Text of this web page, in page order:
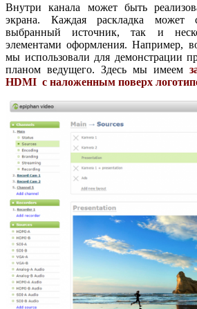
Внутри канала может быть
экрана. Каждая раскладка может
выбранный источник, так и
элементами оформления. Например,
мы использовали для демонстрации
планом ведущего. Здесь мы имеем
HDMI с наложенным поверх